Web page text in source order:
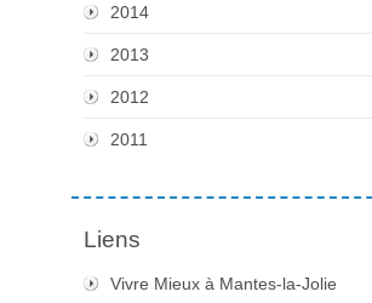
2014
2013
2012
2011
Liens
Vivre Mieux à Mantes-la-Jolie